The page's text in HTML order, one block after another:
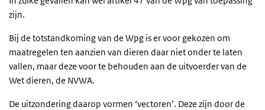
zijn.
Bij de totstandkoming van de Wpg is er voor gekozen om
maatregelen ten aanzien van dieren daar niet onder te laten
vallen, maar deze voor te behouden aan de uitvoerder van de
Wet dieren, de NVWA.
De uitzondering daarop vormen ‘vectoren’. Deze zijn door de